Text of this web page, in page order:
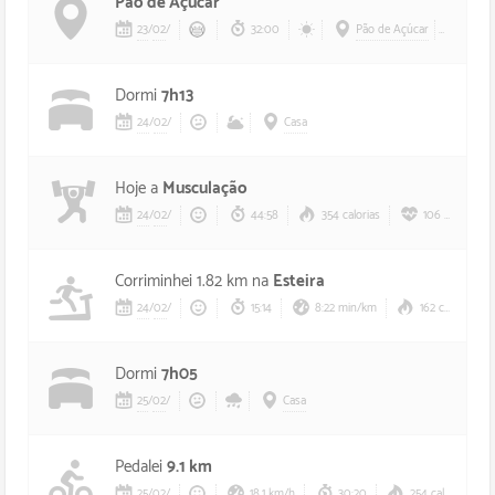
23/02/ 32:00 Pão de Açúcar
Dormi7h13
24/02/ Casa
Hoje a Musculação
24/02/ 44:58 354 calorias 106 bpm
Corriminhei 1.82 km na Esteira
24/02/ 15:14 8:22 min/km 162 calorias
Dormi7h05
25/02/ Casa
Pedalei9.1 km